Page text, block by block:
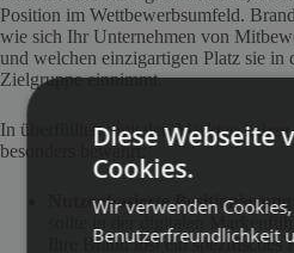
Position im Wettbewerbsumfeld.
wie sich Ihr Unternehmen von
und welchen einzigartigen Platz sie in
Zielgruppe einnimmt.
In überfüllten digitalen Märkten haben
besonders bewährt:
Nutzenbasierte
sollte in der digitalen
Ihre Brand löst ein spezifisches
Diese Webseite
Cookies.
Wir verwenden
Benutzerfreundlichkeit